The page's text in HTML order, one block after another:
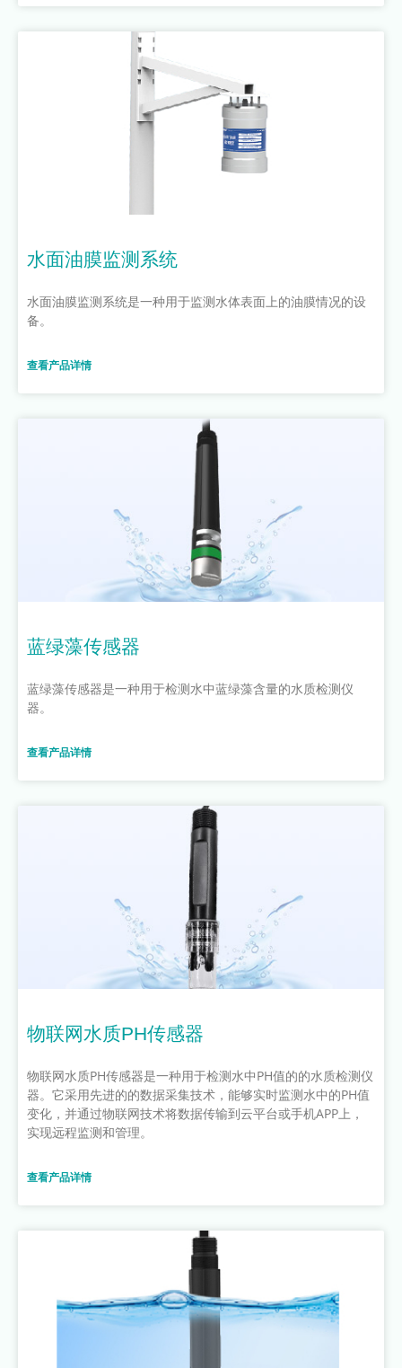
水面油膜监测系统
水面油膜监测系统是一种用于监测水体表面上的油膜情况的设
备。
查看产品详情
蓝绿藻传感器
蓝绿藻传感器是一种用于检测水中蓝绿藻含量的水质检测仪
器。
查看产品详情
物联网水质PH传感器
物联网水质PH传感器是一种用于检测水中PH值的的水质检测仪
器。它采用先进的的数据采集技术，能够实时监测水中的PH值
变化，并通过物联网技术将数据传输到云平台或手机APP上，
实现远程监测和管理。
查看产品详情